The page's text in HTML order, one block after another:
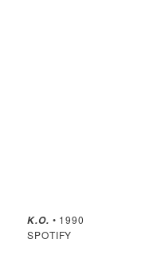
K.O. • 1990
SPOTIFY